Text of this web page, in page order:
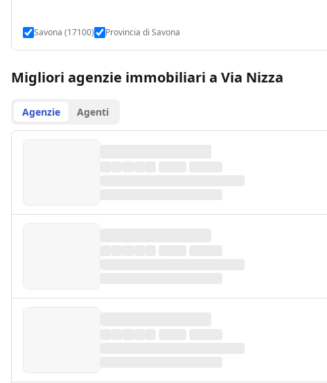
Savona (17100) Provincia di Savona
Migliori agenzie immobiliari a Via Nizza
Agenzie Agenti